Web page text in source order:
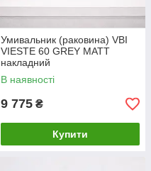
Умивальник (раковина) VBI
VIESTE 60 GREY MATT
накладний
В наявності
9 775 ₴
Купити